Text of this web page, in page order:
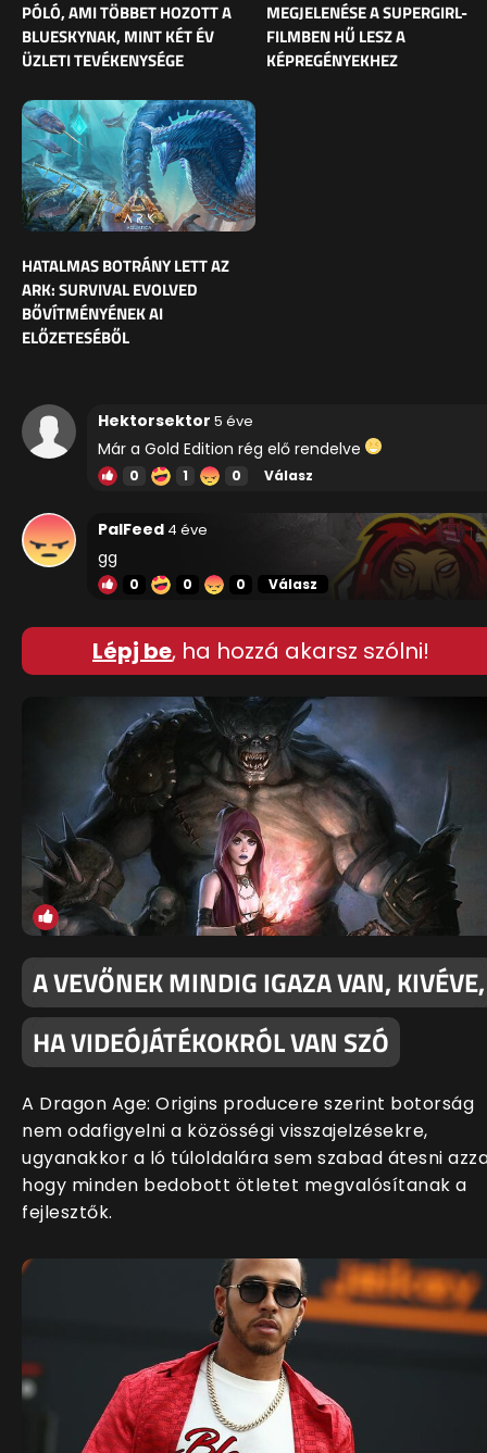
PÓLÓ, AMI TÖBBET HOZOTT A
BLUESKYNAK, MINT KÉT ÉV
ÜZLETI TEVÉKENYSÉGE
MEGJELENÉSE A SUPERGIRL-
FILMBEN HŰ LESZ A
KÉPREGÉNYEKHEZ
HATALMAS BOTRÁNY LETT AZ
ARK: SURVIVAL EVOLVED
BŐVÍTMÉNYÉNEK AI
ELŐZETESÉBŐL
Hektorsektor 5 éve
Már a Gold Edition rég elő rendelve
0 1 0 Válasz
PalFeed 4 éve
gg
0 0 0 Válasz
Lépj be, ha hozzá akarsz szólni!
A VEVŐNEK MINDIG IGAZA VAN, KIVÉVE,
HA VIDEÓJÁTÉKOKRÓL VAN SZÓ
A Dragon Age: Origins producere szerint botorság
nem odafigyelni a közösségi visszajelzésekre,
ugyanakkor a ló túloldalára sem szabad átesni
hogy minden bedobott ötletet megvalósítanak a
fejlesztők.